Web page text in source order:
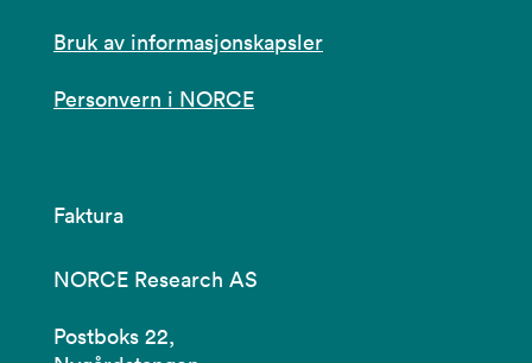
Bruk av informasjonskapsler
Personvern i NORCE
Faktura
NORCE Research AS
Postboks 22,